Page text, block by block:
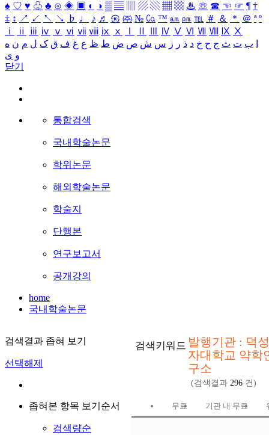
♠ ♡ ♥ ♧ ♣ ⊙ ◈ ▣ ◐ ◑ ▒ ▤ ▨ ▧ ▦ ▩ ♨ ☏ ☎ ☜ ☞ ¶ †
‡ ↕ ↗ ↙ ↖ ↘ ♭ ♩ ♪ ♬ ㉿ ㈜ № ㏇ ™ ㏂ ㏘ ℡ ＃ ＆ ＊ ＠ ª º
ⅰ
ⅱ ⅲ ⅳ ⅴ ⅵ ⅶ ⅷ ⅸ ⅹ Ⅳ Ⅴ Ⅵ Ⅶ Ⅷ Ⅸ Ⅹ
ب ت ث ج ح خ د ذ ر ز س ش ص ض ط ظ ع غ ف ق ک ل م ن ه
و ی
닫기
통합검색
국내학술논문
학위논문
해외학술논문
학술지
단행본
연구보고서
공개강의
home
국내학술논문
검색결과 좁혀 보기
선택해제
좁혀본 항목 보기순서
검색량순
검색키워드 발행기관 : 덕
자대학교 약학
구소
(검색결과 296 건)
무료 기관 내 무료